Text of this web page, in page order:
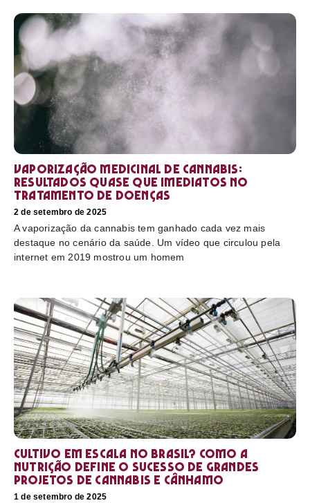
Vaporização medicinal de cannabis:
resultados quase que imediatos no
tratamento de doenças
2 de setembro de 2025
A vaporização da cannabis tem ganhado cada vez mais
destaque no cenário da saúde. Um vídeo que circulou pela
internet em 2019 mostrou um homem
Cultivo em escala no Brasil? Como a
nutrição define o sucesso de grandes
projetos de cannabis e cânhamo
1 de setembro de 2025